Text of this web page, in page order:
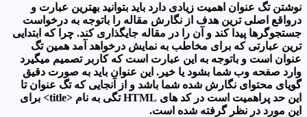
نوشتن تگ عنوان اهمیت زیادی دارد باید بتوانید بهترین عبارت و
درواقع اصلی ترین هدف از نگارش مقاله را باتوجه به درخواست
جستجوگرها پیدا کند و آن را در مقاله جایگذاری کند. چرا که ابتدایی
ترین عبارتی که برای مخاطب به نمایش درخواهد آمد همین تگ
عنوان است و باتوجه به این عبارت است که کاربر تصمیم میگیرد
وارد صفحه وب شما بشود یا خیر. این عنوان باید به صورت دقیق
گویای محتوای نگارش شده شما باشد و از آنجایی که تگ عنوان تا
این حد پراهمیت است در کد های HTML تگی به نام <title> برای
این مورد در نظر گرفته شده است.